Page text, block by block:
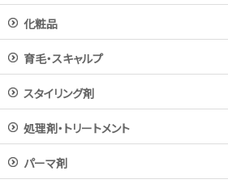
化粧品
育毛・スキャルプ
スタイリング剤
処理剤・トリートメント
パーマ剤